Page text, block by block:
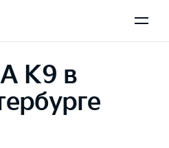
K9 в